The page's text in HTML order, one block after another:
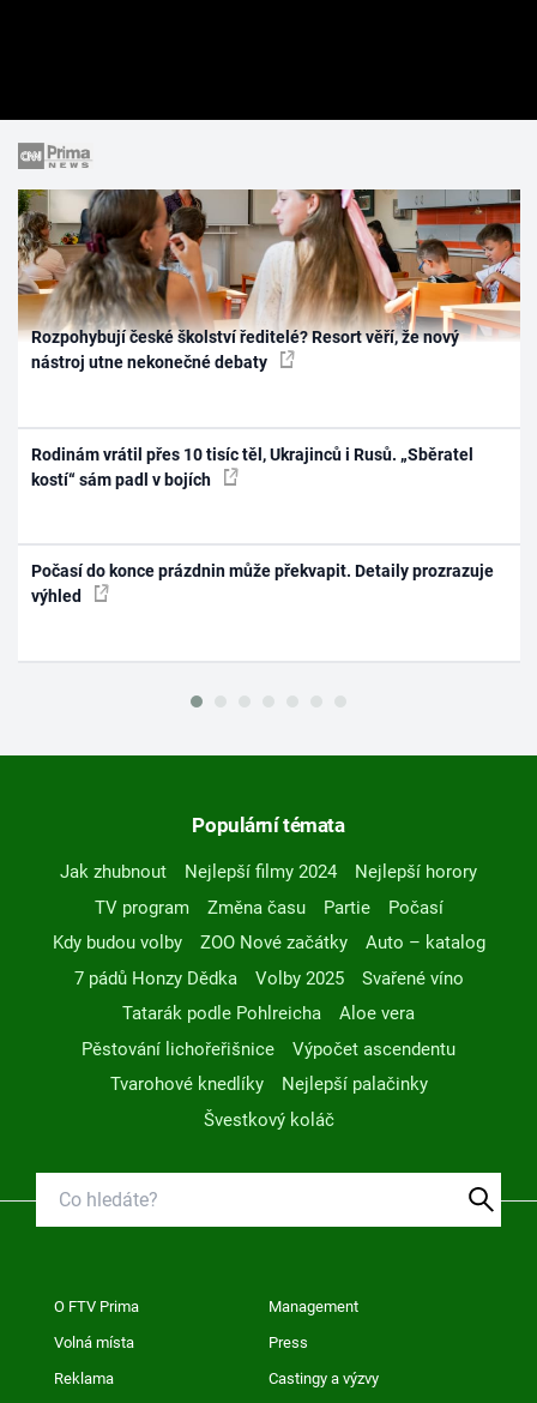
Rozpohybují české školství ředitelé? Resort věří, že nový
nástroj utne nekonečné debaty
Rodinám vrátil přes 10 tisíc těl, Ukrajinců i Rusů. „Sběratel
kostí“ sám padl v bojích
Počasí do konce prázdnin může překvapit. Detaily prozrazuje
výhled
Populární témata
Jak zhubnout Nejlepší filmy 2024
Nejlepší horory
TV program
Změna času Partie
Počasí
Kdy budou volby
ZOO Nové začátky
Auto – katalog
7 pádů Honzy Dědka
Volby 2025
Svařené víno
Tatarák podle Pohlreicha
Aloe vera
Pěstování lichořeřišnice
Výpočet ascendentu
Tvarohové knedlíky
Nejlepší palačinky
Švestkový koláč
O FTV Prima Management
Volná místa Press
Reklama Castingy a výzvy